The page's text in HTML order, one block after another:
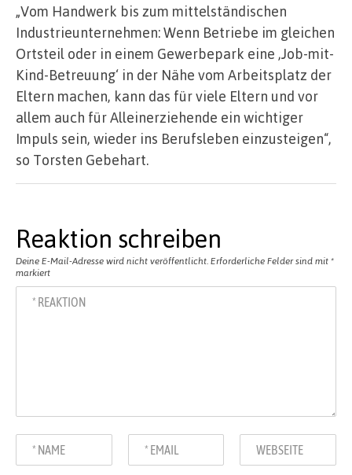
„Vom Handwerk bis zum mittelständischen
Industrieunternehmen: Wenn Betriebe im gleichen
Ortsteil oder in einem Gewerbepark eine ‚Job-mit-
Kind-Betreuung‘ in der Nähe vom Arbeitsplatz der
Eltern machen, kann das für viele Eltern und vor
allem auch für Alleinerziehende ein wichtiger
Impuls sein, wieder ins Berufsleben einzusteigen“,
so Torsten Gebehart.
Reaktion schreiben
Deine E-Mail-Adresse wird nicht veröffentlicht. Erforderliche Felder sind mit *
markiert